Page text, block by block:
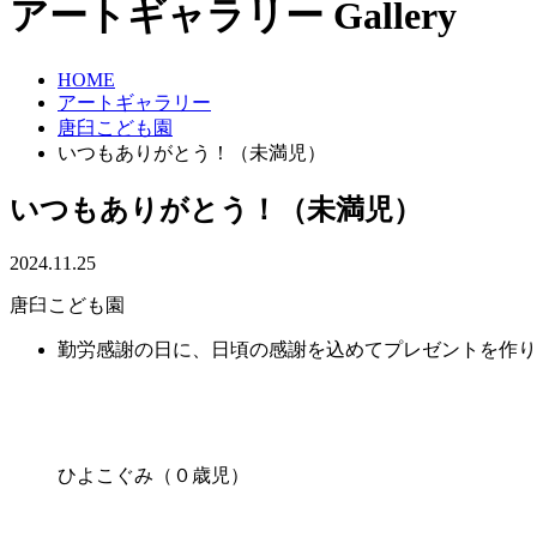
アートギャラリー Gallery
HOME
アートギャラリー
唐臼こども園
いつもありがとう！（未満児）
いつもありがとう！（未満児）
2024.11.25
唐臼こども園
勤労感謝の日に、日頃の感謝を込めてプレゼントを作
ひよこぐみ（０歳児）